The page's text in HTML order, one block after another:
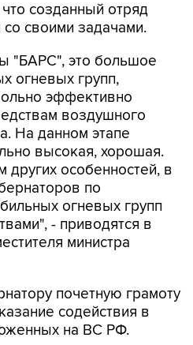
созданный отряд
своими задачами.
"БАРС", это большое
огневых групп,
эффективно
воздушного
На данном этапе
высокая, хорошая.
других особенностей, в
по
огневых групп
- приводятся в
министра
почетную грамоту
содействия в
на ВС РФ.